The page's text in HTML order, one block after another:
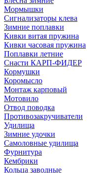
Мормышки
Сигнализаторы клева
Зимние поплавки
Кивки витая пружина
Кивки часовая пружина
Поплавки летние
Снасти КАРП-ФИДЕР
Кормушки
Коромысло
Монтаж карповый
Мотовило
Отвод поводка
Противозакручиватели
Удилища
Зимние удочки
Самоловные удилища
Фурнитура
Кембрики
Кольца заводные